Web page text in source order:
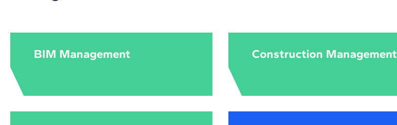
BIM Management Construction Management